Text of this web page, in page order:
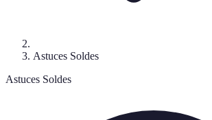
Astuces Soldes
Astuces Soldes